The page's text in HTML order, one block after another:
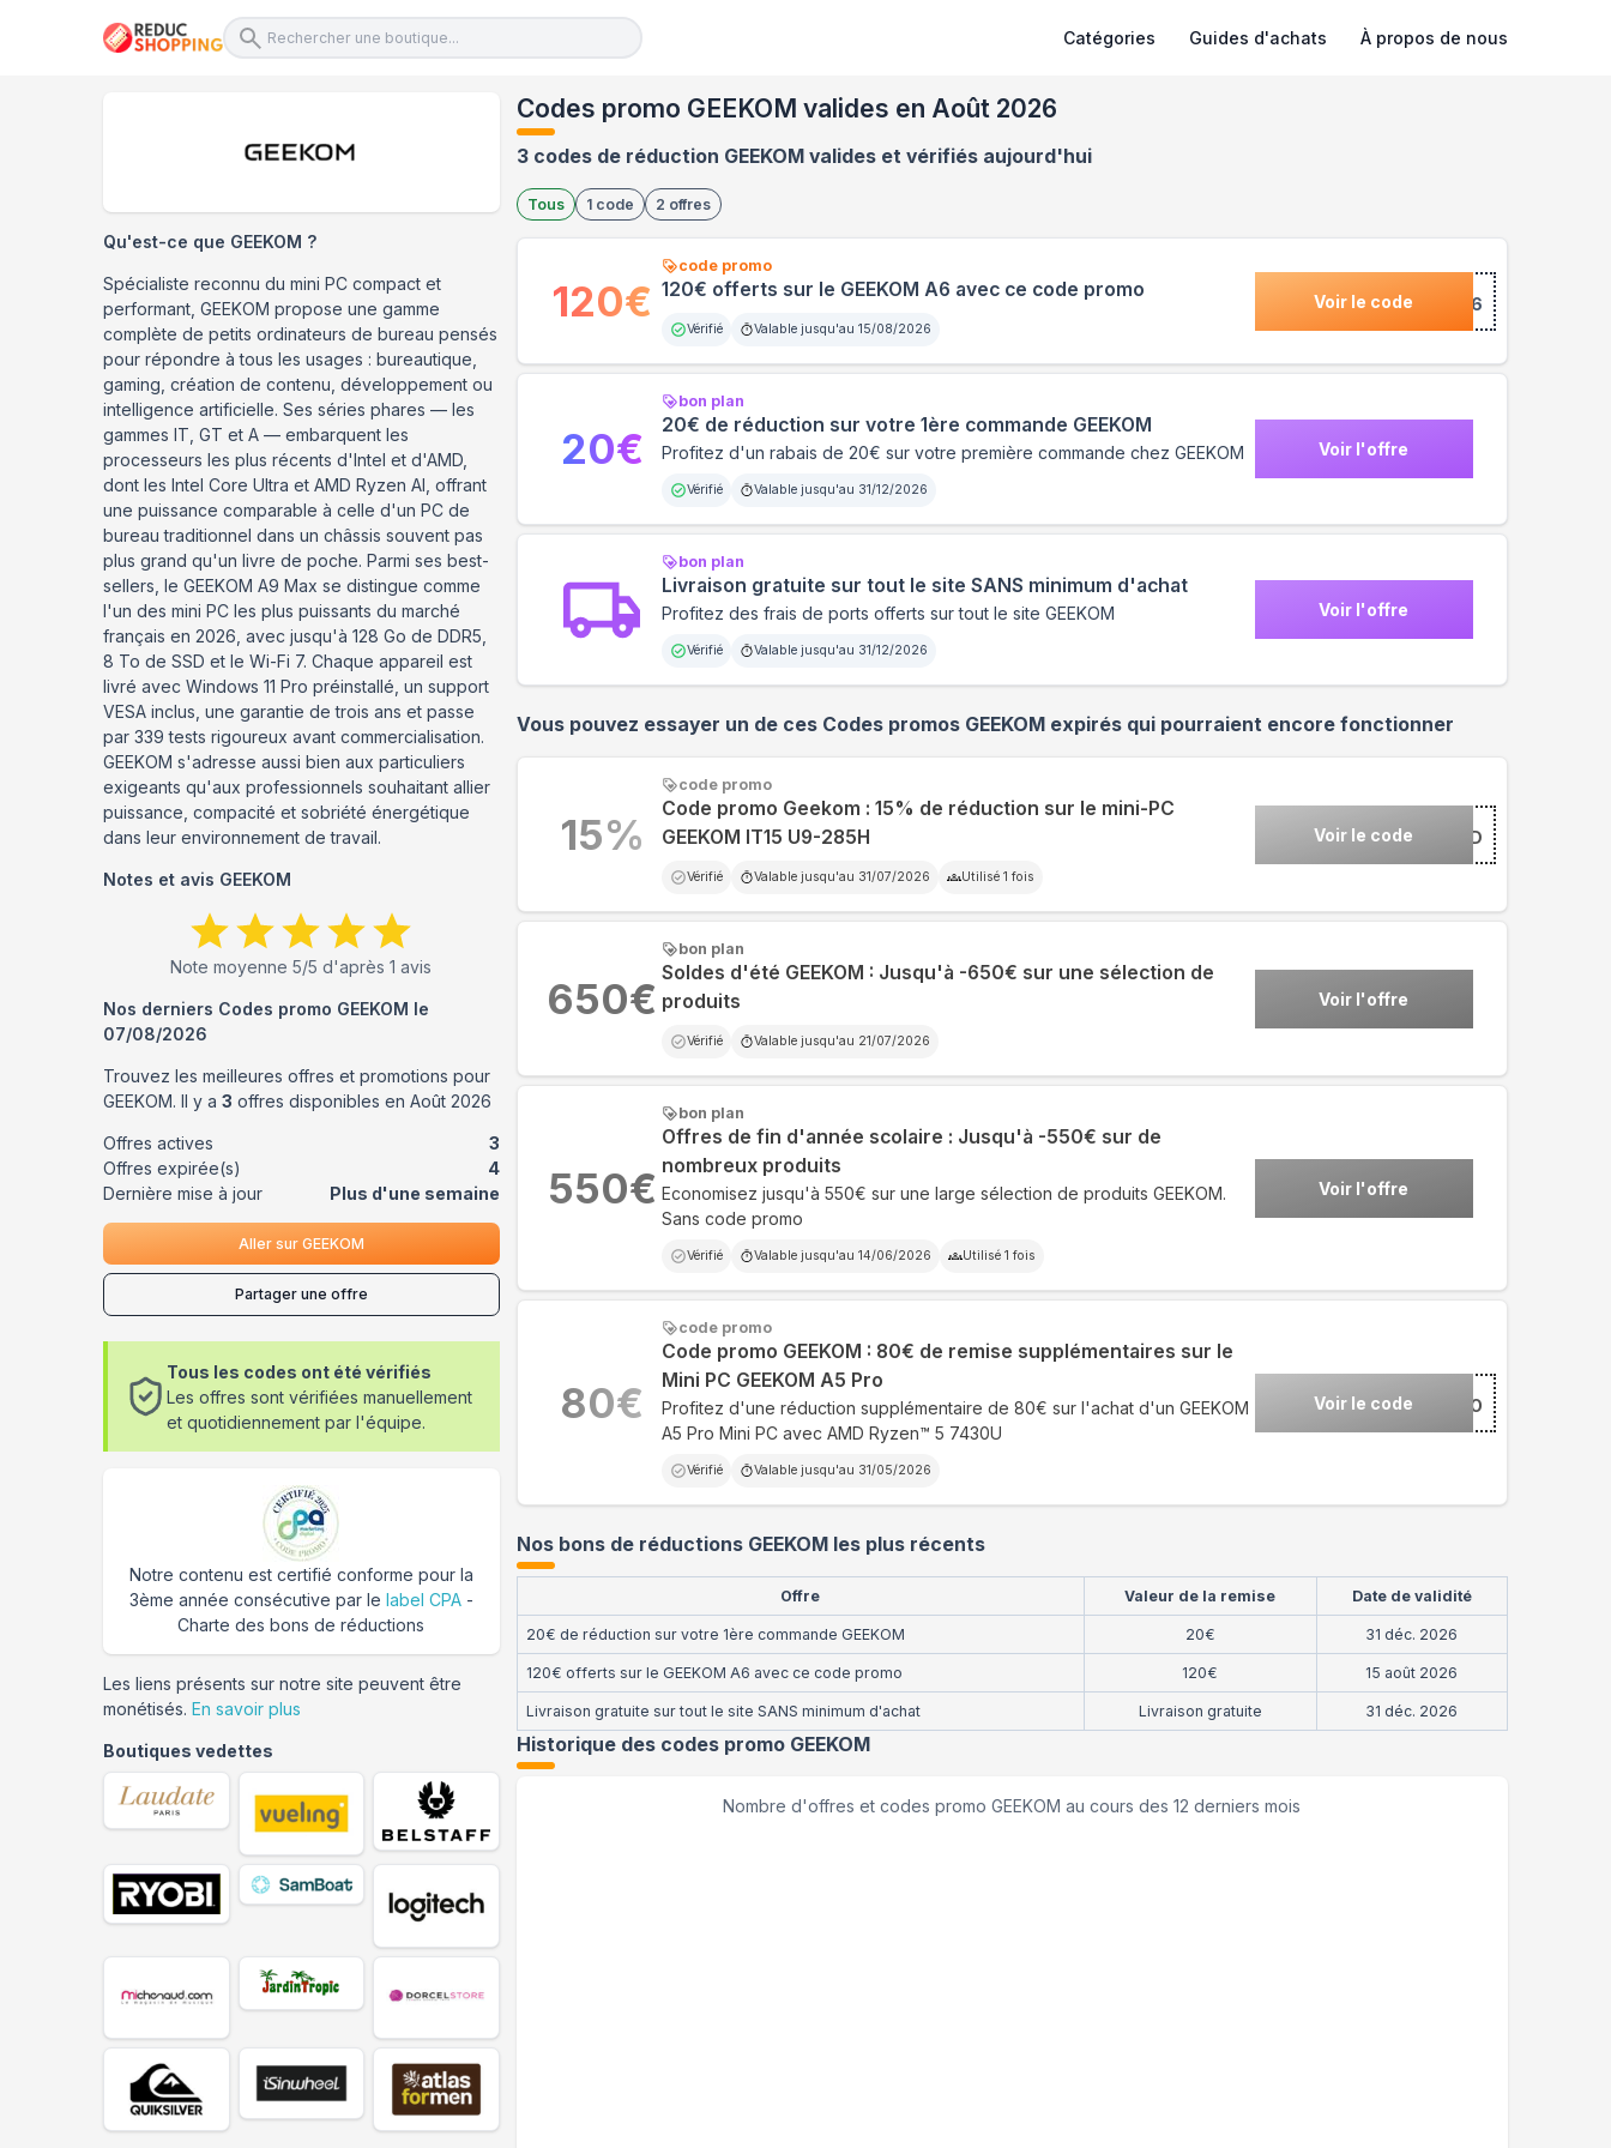
Catégories Guides d'achats À propos de nous
Codes promo GEEKOM valides en Août 2026
3 codes de réduction GEEKOM valides et vérifiés aujourd'hui
Tous 1 code 2 offres
code promo
120€ offerts sur le GEEKOM A6 avec ce code promo
Vérifié Valable jusqu'au 15/08/2026
Voir le code ***6
120€
bon plan
20€ de réduction sur votre 1ère commande GEEKOM
Profitez d'un rabais de 20€ sur votre première commande chez GEEKOM
Vérifié Valable jusqu'au 31/12/2026
Voir l'offre
20€
bon plan
Livraison gratuite sur tout le site SANS minimum d'achat
Profitez des frais de ports offerts sur tout le site GEEKOM
Vérifié Valable jusqu'au 31/12/2026
Voir l'offre
Vous pouvez essayer un de ces Codes promos GEEKOMexpirés qui pourraient encore fonctionner
code promo
Code promo Geekom : 15% de réduction sur le mini-PC
GEEKOM IT15 U9-285H
Vérifié Valable jusqu'au 31/07/2026 Utilisé 1 fois
Voir le code***T15BD
15%
bon plan
Soldes d'été GEEKOM : Jusqu'à -650€ sur une sélection de
produits
Vérifié Valable jusqu'au 21/07/2026
Voir l'offre
650€
bon plan
Offres de fin d'année scolaire : Jusqu'à -550€ sur de
nombreux produits
Economisez jusqu'à 550€ sur une large sélection de produits GEEKOM.
Sans code promo
Vérifié Valable jusqu'au 14/06/2026 Utilisé 1 fois
Voir l'offre
550€
code promo
Code promo GEEKOM : 80€ de remise supplémentaires sur le
Mini PC GEEKOM A5 Pro
Profitez d'une réduction supplémentaire de 80€ sur l'achat d'un GEEKOM
A5 Pro Mini PC avec AMD Ryzen™ 5 7430U
Vérifié Valable jusqu'au 31/05/2026
Voir le code***5PRO
80€
Nos bons de réductions GEEKOM les plus récents
Offre Valeur de la remise Date de validité
20€ de réduction sur votre 1ère commande GEEKOM 20€ 31 déc. 2026
120€ offerts sur le GEEKOM A6 avec ce code promo 120€ 15 août 2026
Livraison gratuite sur tout le site SANS minimum d'achat Livraison gratuite 31 déc. 2026
Historique des codes promo GEEKOM
Nombre d'offres et codes promoGEEKOM au cours des 12 derniers mois
Qu'est-ce que GEEKOM ?
Spécialiste reconnu du mini PC compact et
performant, GEEKOM propose une gamme
complète de petits ordinateurs de bureau pensés
pour répondre à tous les usages : bureautique,
gaming, création de contenu, développement ou
intelligence artificielle. Ses séries phares — les
gammes IT, GT et A — embarquent les
processeurs les plus récents d'Intel et d'AMD,
dont les Intel Core Ultra et AMD Ryzen AI, offrant
une puissance comparable à celle d'un PC de
bureau traditionnel dans un châssis souvent pas
plus grand qu'un livre de poche. Parmi ses best-
sellers, le GEEKOM A9 Max se distingue comme
l'un des mini PC les plus puissants du marché
français en 2026, avec jusqu'à 128 Go de DDR5,
8 To de SSD et le Wi-Fi 7. Chaque appareil est
livré avec Windows 11 Pro préinstallé, un support
VESA inclus, une garantie de trois ans et passe
par 339 tests rigoureux avant commercialisation.
GEEKOM s'adresse aussi bien aux particuliers
exigeants qu'aux professionnels souhaitant allier
puissance, compacité et sobriété énergétique
dans leur environnement de travail.
Notes et avis GEEKOM
Note moyenne5/5 d'après1 avis
Nos derniers Codes promo GEEKOM le
07/08/2026
Trouvez les meilleures offres et promotions pour
GEEKOM. Il y a 3 offres disponibles en Août 2026
Offres actives
3
Offres expirée(s)
4
Dernière mise à jour
Plus d'une semaine
Aller sur GEEKOM
Partager une offre
Tous les codes ont été vérifiés
Les offres sont vérifiées manuellement
et quotidiennement par l'équipe.
Notre contenu est certifié conforme pour la
3ème année consécutive par le label CPA-
Charte des bons de réductions
Les liens présents sur notre site peuvent être
monétisés. En savoir plus
Boutiques vedettes